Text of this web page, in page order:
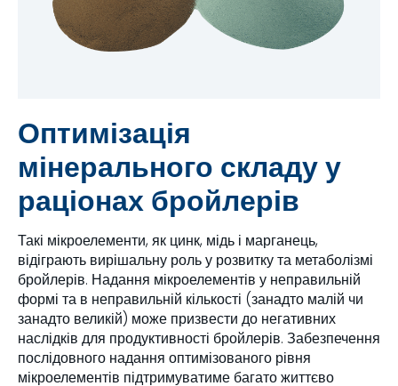
Оптимізація
мінерального складу у
раціонах бройлерів
Такі мікроелементи, як цинк, мідь і марганець,
відіграють вирішальну роль у розвитку та метаболізмі
бройлерів. Надання мікроелементів у неправильній
формі та в неправильній кількості (занадто малій чи
занадто великій) може призвести до негативних
наслідків для продуктивності бройлерів. Забезпечення
послідовного надання оптимізованого рівня
мікроелементів підтримуватиме багато життєво